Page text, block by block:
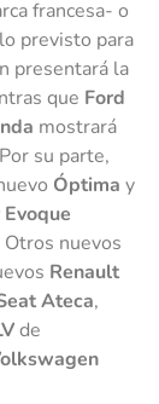
francesa- o
previsto para
presentará la
que Ford
mostrará
su parte,
Óptima y
Otros nuevos
Renault
Ateca,
de